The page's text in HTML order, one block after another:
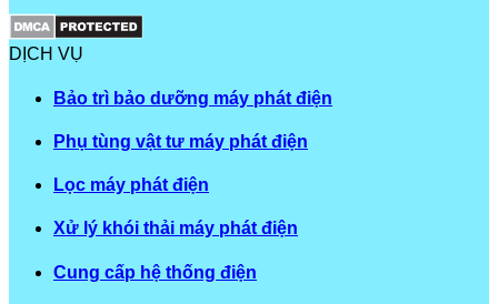
DỊCH VỤ
Bảo trì bảo dưỡng máy phát điện
Phụ tùng vật tư máy phát điện
Lọc máy phát điện
Xử lý khói thải máy phát điện
Cung cấp hệ thống điện